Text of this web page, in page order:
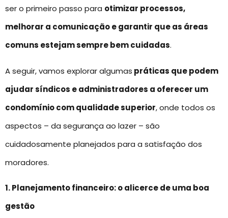
ser o primeiro passo para otimizar processos,
melhorar a comunicação e garantir que as áreas
comuns estejam sempre bem cuidadas.
A seguir, vamos explorar algumas práticas que podem
ajudar síndicos e administradores a oferecer um
condomínio com qualidade superior, onde todos os
aspectos – da segurança ao lazer – são
cuidadosamente planejados para a satisfação dos
moradores.
1. Planejamento financeiro: o alicerce de uma boa
gestão